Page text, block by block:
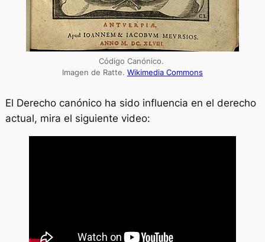
Código Canónico.
Imagen de Ratte. Wikimedia Commons
El Derecho canónico ha sido influencia en el derecho
actual, mira el siguiente video: